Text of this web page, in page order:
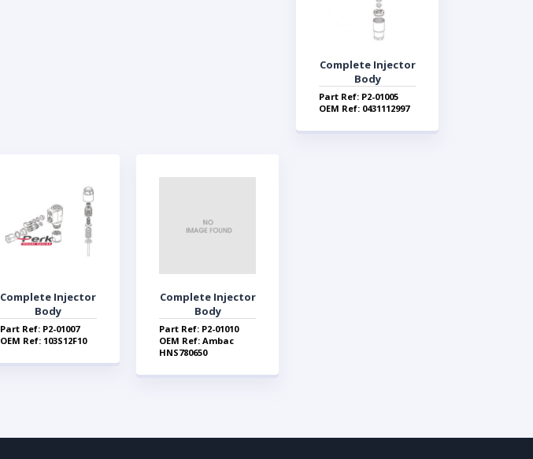
Complete Injector
Body
Part Ref: P2-01005
OEM Ref: 0431112997
Complete Injector
Body
Part Ref: P2-01007
OEM Ref: 103S12F10
Complete Injector
Body
Part Ref: P2-01010
OEM Ref: Ambac
HNS780650